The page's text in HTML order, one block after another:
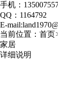
手机：
QQ：1164792
E-
当前位置： 首页
家居
详细说明